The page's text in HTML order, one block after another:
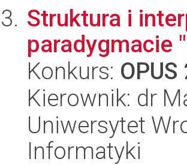
Struktura i
paradygmacie
Konkurs: OPUS
Kierownik: dr
Uniwersytet
Informatyki